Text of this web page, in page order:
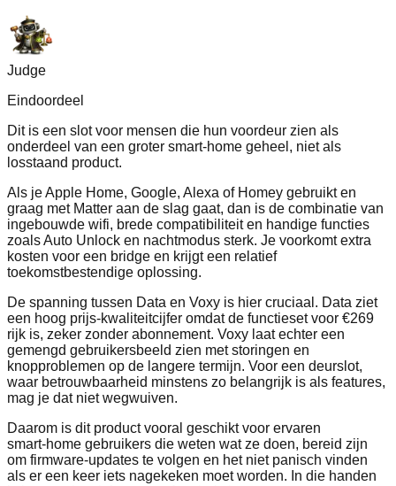
Judge
Eindoordeel
Dit is een slot voor mensen die hun voordeur zien als
onderdeel van een groter smart‑home geheel, niet als
losstaand product.
Als je Apple Home, Google, Alexa of Homey gebruikt en
graag met Matter aan de slag gaat, dan is de combinatie van
ingebouwde wifi, brede compatibiliteit en handige functies
zoals Auto Unlock en nachtmodus sterk. Je voorkomt extra
kosten voor een bridge en krijgt een relatief
toekomstbestendige oplossing.
De spanning tussen Data en Voxy is hier cruciaal. Data ziet
een hoog prijs‑kwaliteitcijfer omdat de functieset voor €269
rijk is, zeker zonder abonnement. Voxy laat echter een
gemengd gebruikersbeeld zien met storingen en
knopproblemen op de langere termijn. Voor een deurslot,
waar betrouwbaarheid minstens zo belangrijk is als features,
mag je dat niet wegwuiven.
Daarom is dit product vooral geschikt voor ervaren
smart‑home gebruikers die weten wat ze doen, bereid zijn
om firmware‑updates te volgen en het niet panisch vinden
als er een keer iets nagekeken moet worden. In die handen